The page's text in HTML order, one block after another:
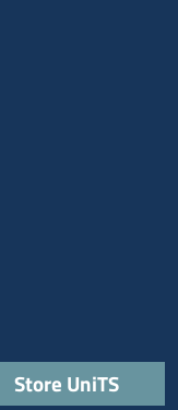
Store UniTS